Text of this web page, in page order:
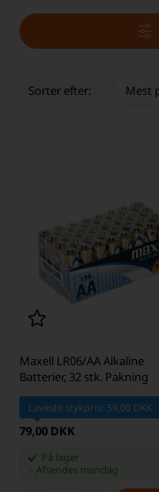
Sorter efter:
Maxell LR06/AA Alkaline
Batterier, 32 stk. Pakning
Laveste stykpris: 59,00 DKK
79,00 DKK
På lager
-Afsendes mandag